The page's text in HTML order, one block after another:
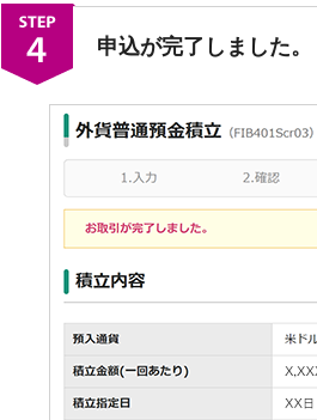
申込が完了しました。